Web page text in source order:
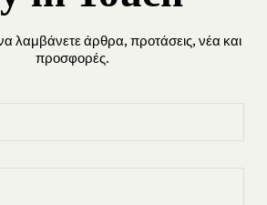
λαμβάνετε άρθρα, προτάσεις, νέα και
προσφορές.